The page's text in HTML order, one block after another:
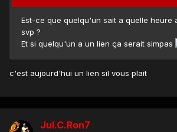
Est-ce que quelqu'un sait a quelle heure
svp ?
Et si quelqu'un a un lien ça serait simpas
c'est aujourd'hui un lien sil vous plait
Jul.C.Ron7